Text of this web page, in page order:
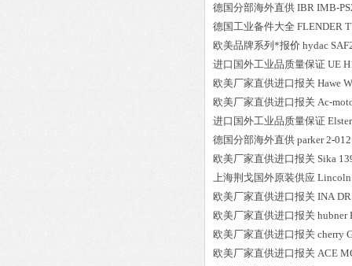
德国分部海外直供 IBR IMB-
德国工业备件大全 FLENDER
欧美品牌系列*报价 hydac
进口国外工业品质量保证 UE
欧美厂家直供进口报关 Hawe
欧美厂家直供进口报关 Ac-
进口国外工业品质量保证 Elster
德国分部海外直供 parker 2-
欧美厂家直供进口报关 Sika
上海荆戈国外原装供应 Lincoln
欧美厂家直供进口报关 INA
欧美厂家直供进口报关 hubner
欧美厂家直供进口报关 cherry
欧美厂家直供进口报关 ACE